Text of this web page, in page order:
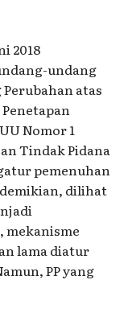
2018
undang
atas
Nomor 1
Tindak Pidana
pemenuhan
dilihat
mekanisme
lama diatur
PP yang